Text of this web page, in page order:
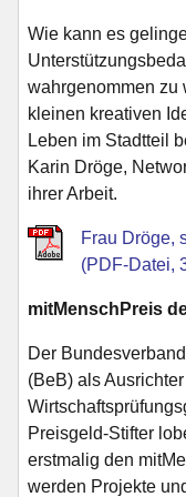
Wie kann es
wahrgenommen zu
kleinen kreativen
Leben im Stadtteil
Karin Dröge,
ihrer Arbeit.
Frau Dröge,
(PDF-Datei,
mitMenschPreis
Der
(BeB) als
Preisgeld-Stifter
erstmalig den
werden Projekte